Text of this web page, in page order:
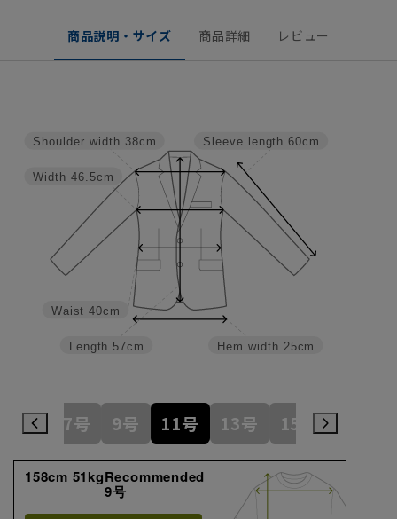
商品説明・サイズ 商品詳細 レビュー
Hem width 25cm
Sleeve length 60cm
Length 57cm
Waist 40cm
Width 46.5cm
Shoulder width 38cm
5号 7号 9号 11号 13号 15号
158cm 51kgRecommended
9号